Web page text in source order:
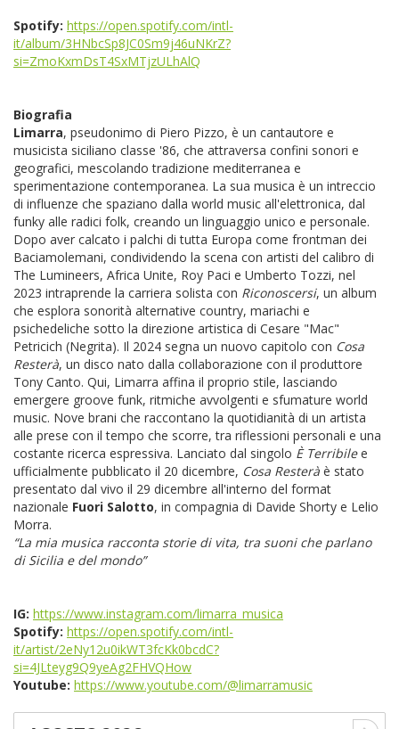
Spotify: https://open.spotify.com/intl-
it/album/3HNbcSp8JC0Sm9j46uNKrZ?
si=ZmoKxmDsT4SxMTjzULhAlQ
Biografia
Limarra, pseudonimo di Piero Pizzo, è un cantautore e
musicista siciliano classe '86, che attraversa confini sonori e
geografici, mescolando tradizione mediterranea e
sperimentazione contemporanea. La sua musica è un intreccio
di influenze che spaziano dalla world music all'elettronica, dal
funky alle radici folk, creando un linguaggio unico e personale.
Dopo aver calcato i palchi di tutta Europa come frontman dei
Baciamolemani, condividendo la scena con artisti del calibro di
The Lumineers, Africa Unite, Roy Paci e Umberto Tozzi, nel
2023 intraprende la carriera solista con Riconoscersi, un album
che esplora sonorità alternative country, mariachi e
psichedeliche sotto la direzione artistica di Cesare "Mac"
Petricich (Negrita). Il 2024 segna un nuovo capitolo con Cosa
Resterà, un disco nato dalla collaborazione con il produttore
Tony Canto. Qui, Limarra affina il proprio stile, lasciando
emergere groove funk, ritmiche avvolgenti e sfumature world
music. Nove brani che raccontano la quotidianità di un artista
alle prese con il tempo che scorre, tra riflessioni personali e una
costante ricerca espressiva. Lanciato dal singolo È Terribilee
ufficialmente pubblicato il 20 dicembre, Cosa Resterà è stato
presentato dal vivo il 29 dicembre all'interno del format
nazionale Fuori Salotto, in compagnia di Davide Shorty e Lelio
Morra.
“La mia musica racconta storie di vita, tra suoni che parlano
di Sicilia e del mondo”
IG: https://www.instagram.com/limarra_musica
Spotify: https://open.spotify.com/intl-
it/artist/2eNy12u0ikWT3fcKk0bcdC?
si=4JLteyg9Q9yeAg2FHVQHow
Youtube: https://www.youtube.com/@limarramusic